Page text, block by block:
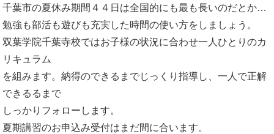
千葉市の夏休み期間４４日は全国的にも最も長いのだとか…
勉強も部活も遊びも充実した時間の使い方をしましょう。
双葉学院千葉寺校ではお子様の状況に合わせ一人ひとりのカ
リキュラム
を組みます。納得のできるまでじっくり指導し、一人で正解
できるるまで
しっかりフォローします。
夏期講習のお申込み受付はまだ間に合います。